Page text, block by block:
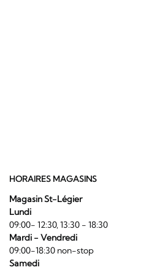
HORAIRES MAGASINS
Magasin St-Légier
Lundi
09:00- 12:30, 13:30 - 18:30
Mardi - Vendredi
09:00-18:30 non-stop
Samedi